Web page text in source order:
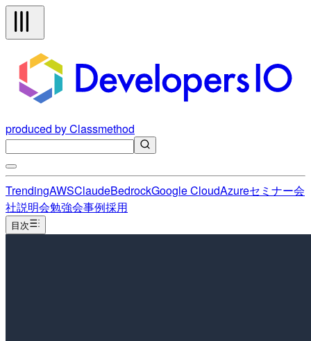
produced by Classmethod
TrendingAWSClaudeBedrockGoogle CloudAzureセミナー会
社説明会勉強会事例採用
目次